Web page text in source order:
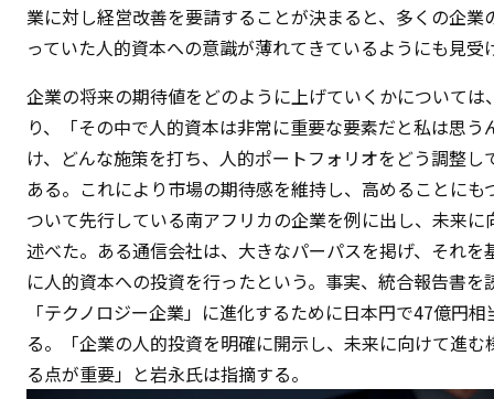
業に対し経営改善を要請することが決まると、多くの企
っていた人的資本への意識が薄れてきているようにも見受
企業の将来の期待値をどのように上げていくかについて
り、「その中で人的資本は非常に重要な要素だと私は思
け、どんな施策を打ち、人的ポートフォリオをどう調整
ある。これにより市場の期待感を維持し、高めることに
ついて先行している南アフリカの企業を例に出し、未来
述べた。ある通信会社は、大きなパーパスを掲げ、それ
に人的資本への投資を行ったという。事実、統合報告書
「テクノロジー企業」に進化するために日本円で47億円
る。「企業の人的投資を明確に開示し、未来に向けて進
る点が重要」と岩永氏は指摘する。